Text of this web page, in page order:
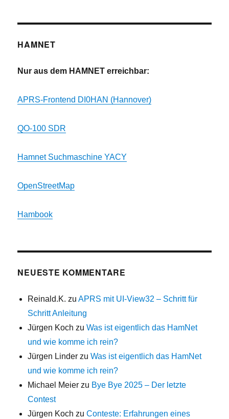
HAMNET
Nur aus dem HAMNET erreichbar:
APRS-Frontend DI0HAN (Hannover)
QO-100 SDR
Hamnet Suchmaschine YACY
OpenStreetMap
Hambook
NEUESTE KOMMENTARE
Reinald.K. zuAPRS mit UI-View32 – Schritt für
Schritt Anleitung
Jürgen Koch zuWas ist eigentlich das HamNet
und wie komme ich rein?
Jürgen Linder zuWas ist eigentlich das HamNet
und wie komme ich rein?
Michael Meier zu Bye Bye 2025 – Der letzte
Contest
Jürgen Koch zuConteste: Erfahrungen eines